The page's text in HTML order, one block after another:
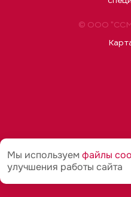
© ООО
Мы используем файлы
улучшения работы сайта